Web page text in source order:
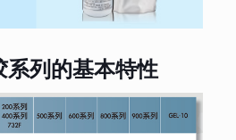
系列的基本特性